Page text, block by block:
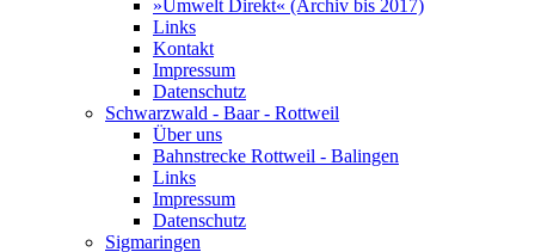
»Umwelt Direkt« (Archiv bis 2017)
Links
Kontakt
Impressum
Datenschutz
Schwarzwald - Baar - Rottweil
Über uns
Bahnstrecke Rottweil - Balingen
Links
Impressum
Datenschutz
Sigmaringen